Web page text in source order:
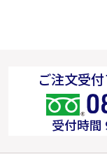
ご注文受
受付時間